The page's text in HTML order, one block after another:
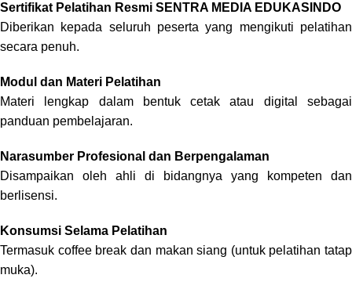
Sertifikat Pelatihan Resmi SENTRA MEDIA EDUKASINDO
Diberikan kepada seluruh peserta yang mengikuti pelatihan
secara penuh.
Modul dan Materi Pelatihan
Materi lengkap dalam bentuk cetak atau digital sebagai
panduan pembelajaran.
Narasumber Profesional dan Berpengalaman
Disampaikan oleh ahli di bidangnya yang kompeten dan
berlisensi.
Konsumsi Selama Pelatihan
Termasuk coffee break dan makan siang (untuk pelatihan tatap
muka).